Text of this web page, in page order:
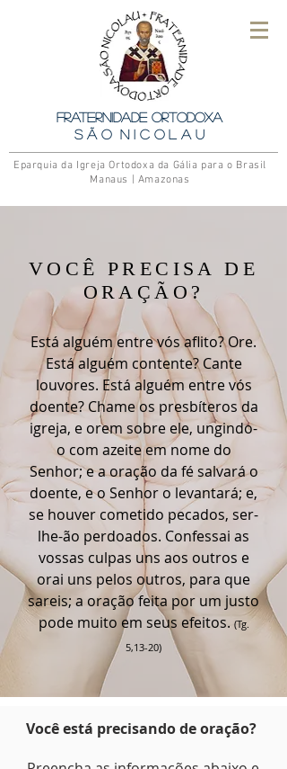
Fraternidade Ortodoxa
S ã o N i c o l a u
Eparquia da Igreja Ortodoxa da Gália para o Brasil
Manaus | Amazonas
VOCÊ PRECISA DE
ORAÇÃO?
Está alguém entre vós aflito? Ore.
Está alguém contente? Cante
louvores. Está alguém entre vós
doente? Chame os presbíteros da
igreja, e orem sobre ele, ungindo-
o com azeite em nome do
Senhor; e a oração da fé salvará o
doente, e o Senhor o levantará; e,
se houver cometido pecados, ser-
lhe-ão perdoados. Confessai as
vossas culpas uns aos outros e
orai uns pelos outros, para que
sareis; a oração feita por um justo
pode muito em seus efeitos. (Tg.
5,13-20)
Você está precisando de oração?